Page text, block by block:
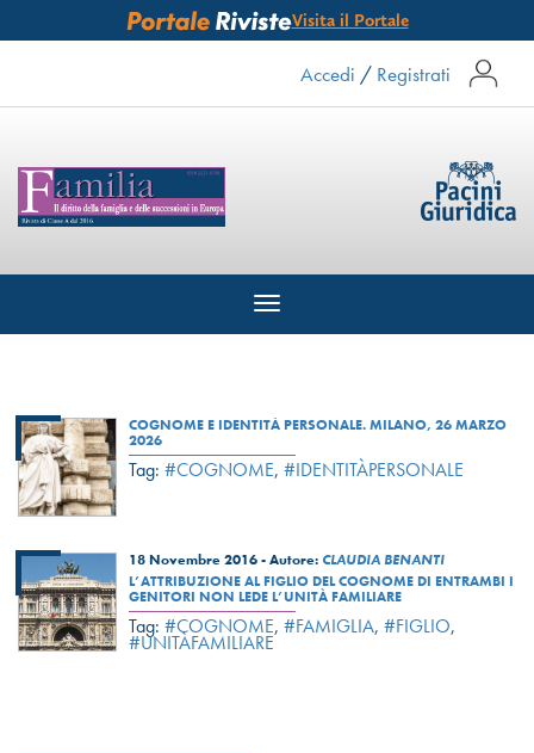
Visita il Portale
Accedi / Registrati
Toggle
navigation
COGNOME E IDENTITÀ PERSONALE. MILANO, 26 MARZO
2026
Tag: #COGNOME, #IDENTITÀPERSONALE
18 Novembre 2016 -Autore: CLAUDIA BENANTI
L’ATTRIBUZIONE AL FIGLIO DEL COGNOME DI ENTRAMBI I
GENITORI NON LEDE L’UNITÀ FAMILIARE
Tag: #COGNOME, #FAMIGLIA, #FIGLIO,
#UNITÀFAMILIARE